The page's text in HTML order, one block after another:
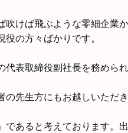
けば飛ぶような零細企業
の方々ばかりです。
表取締役副社長を務めら
先生方にもお越しいただき
あると考えております。